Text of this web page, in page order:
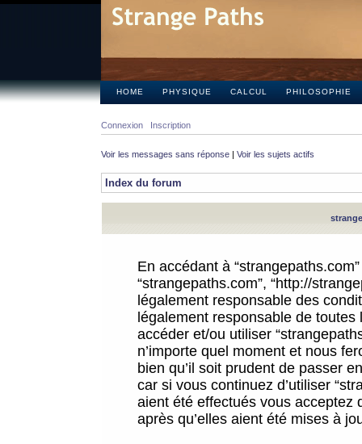
HOME PHYSIQUE CALCUL PHILOSOPHIE
Connexion Inscription
Voir les messages sans réponse | Voir les sujets actifs
Index du forum
En accédant à
“strangepaths.com”, “http://
légalement responsable des
légalement responsable de
accéder et/ou utiliser
n’importe quel moment et nous
bien qu’il soit prudent de passer
car si vous continuez d’utiliser
aient été effectués vous acceptez
après qu’elles aient été mises à